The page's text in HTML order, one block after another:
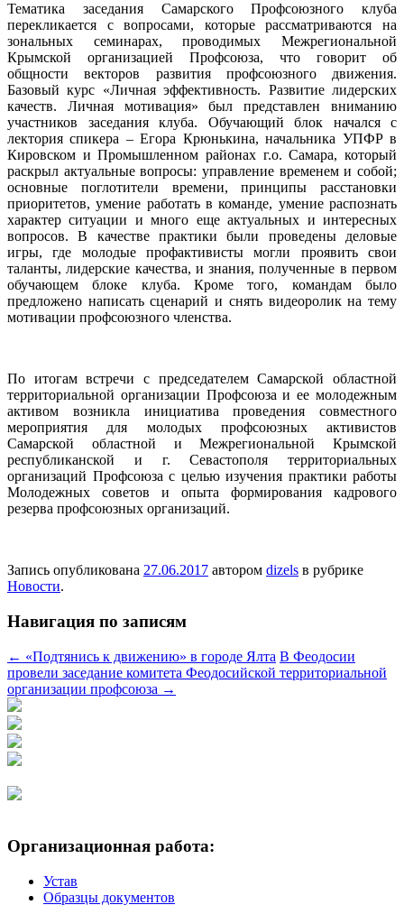
Тематика заседания Самарского Профсоюзного клуба
перекликается с вопросами, которые рассматриваются на
зональных семинарах, проводимых Межрегиональной
Крымской организацией Профсоюза, что говорит об
общности векторов развития профсоюзного движения.
Базовый курс «Личная эффективность. Развитие лидерских
качеств. Личная мотивация» был представлен вниманию
участников заседания клуба. Обучающий блок начался с
лектория спикера – Егора Крюнькина, начальника УПФР в
Кировском и Промышленном районах г.о. Самара, который
раскрыл актуальные вопросы: управление временем и собой;
основные поглотители времени, принципы расстановки
приоритетов, умение работать в команде, умение распознать
характер ситуации и много еще актуальных и интересных
вопросов. В качестве практики были проведены деловые
игры, где молодые профактивисты могли проявить свои
таланты, лидерские качества, и знания, полученные в первом
обучающем блоке клуба. Кроме того, командам было
предложено написать сценарий и снять видеоролик на тему
мотивации профсоюзного членства.
По итогам встречи с председателем Самарской областной
территориальной организации Профсоюза и ее молодежным
активом возникла инициатива проведения совместного
мероприятия для молодых профсоюзных активистов
Самарской областной и Межрегиональной Крымской
республиканской и г. Севастополя территориальных
организаций Профсоюза с целью изучения практики работы
Молодежных советов и опыта формирования кадрового
резерва профсоюзных организаций.
Запись опубликована 27.06.2017 автором dizels в рубрике
Новости.
Навигация по записям
← «Подтянись к движению» в городе Ялта В Феодосии
провели заседание комитета Феодосийской территориальной
организации профсоюза →
Организационная работа:
Устав
Образцы документов